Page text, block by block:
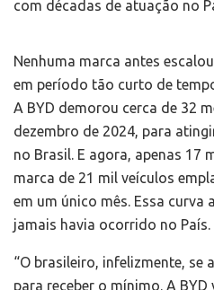
com décadas de atuação no
Nenhuma marca antes
em período tão curto de
A BYD demorou cerca de 32
dezembro de 2024, para
no Brasil. E agora, apenas 17
marca de 21 mil veículos
em um único mês. Essa curva
jamais havia ocorrido no País.
“O brasileiro, infelizmente, se
para receber o mínimo. A